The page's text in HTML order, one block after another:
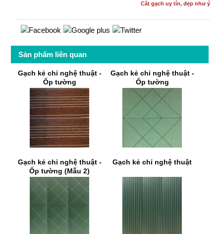
Cắt gạch uy tín, đẹp như ý
Sản phẩm liên quan
Gạch kẻ chỉ nghệ thuật -
Ốp tường
Gạch kẻ chỉ nghệ thuật -
Ốp tường
Gạch kẻ chỉ nghệ thuật -
Ốp tường (Mẫu 2)
Gạch kẻ chỉ nghệ thuật